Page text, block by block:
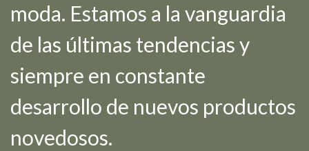
moda. Estamos a la vanguardia
de las últimas tendencias y
siempre en constante
desarrollo de nuevos productos
novedosos.